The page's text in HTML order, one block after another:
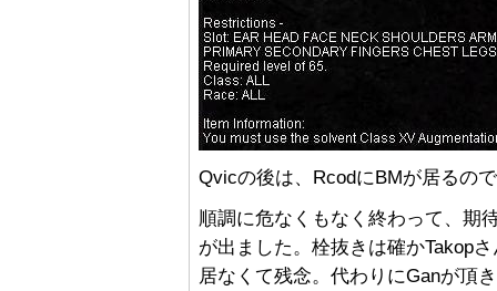
Qvicの後は、RcodにBMが居るの
順調に危なくもなく終わって、期
が出ました。栓抜きは確かTakop
居なくて残念。代わりにGanが頂